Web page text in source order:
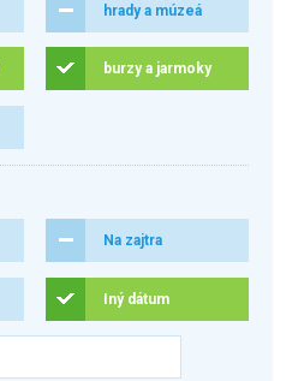
hrady a múzeá
burzy a jarmoky
Na zajtra
Iný dátum